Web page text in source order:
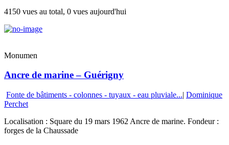
4150 vues au total, 0 vues aujourd'hui
Monumen
Ancre de marine – Guérigny
Fonte de bâtiments - colonnes - tuyaux - eau pluviale...| Dominique
Perchet
Localisation : Square du 19 mars 1962 Ancre de marine. Fondeur :
forges de la Chaussade